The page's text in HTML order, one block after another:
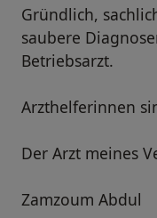
Gründlich,
saubere
Betriebsarzt.
Arzthelferinnen
Der Arzt meines
Zamzoum Abdul